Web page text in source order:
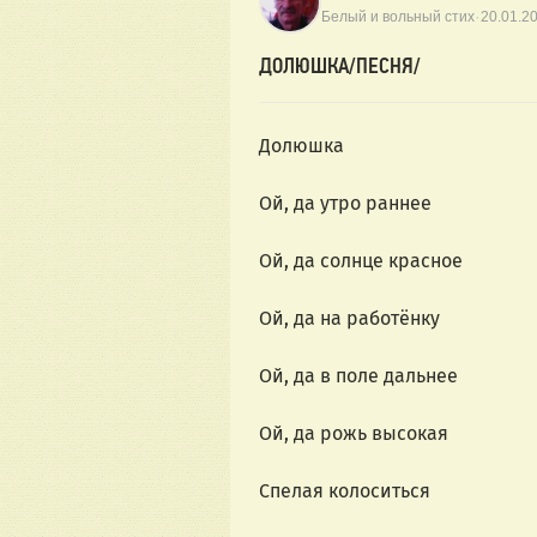
Белый и вольный стих·
ДОЛЮШКА/ПЕСНЯ/
Долюшка
Ой, да утро раннее
Ой, да солнце красное
Ой, да на работёнку
Ой, да в поле дальнее
Ой, да рожь высокая
Спелая колоситься